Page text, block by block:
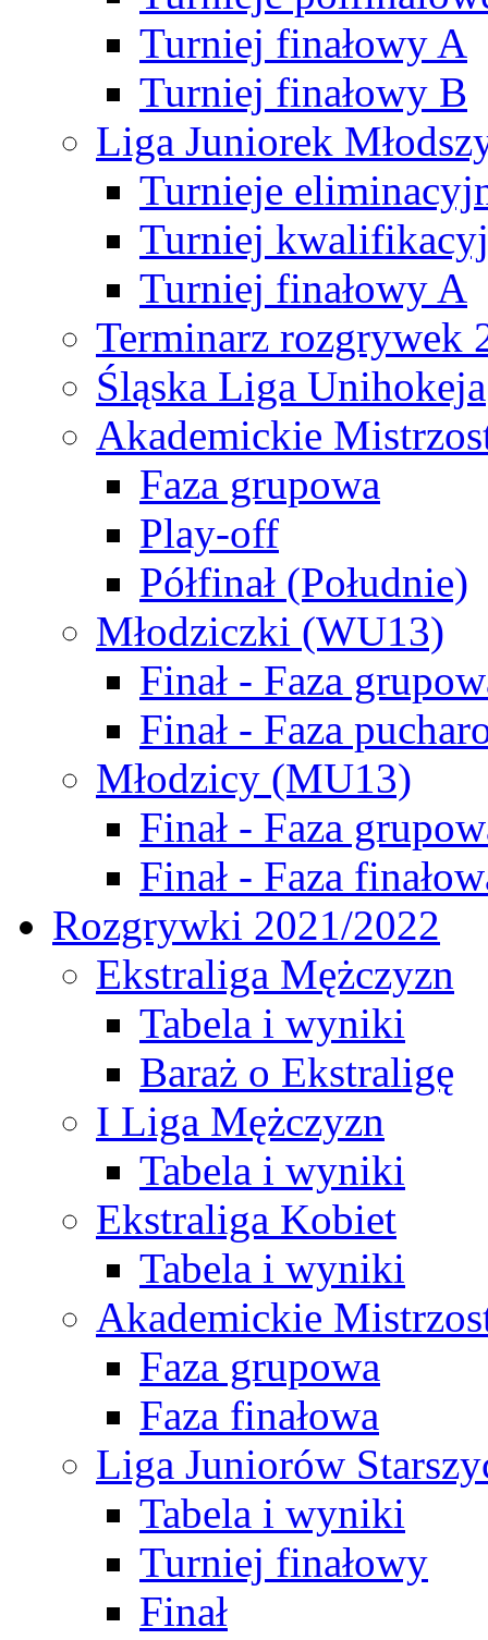
Turniej finałowy A
Turniej finałowy B
Liga Juniorek
Turnieje
Turniej
Turniej finałowy A
Terminarz rozgrywek
Śląska Liga Unihokeja
Akademickie
Faza grupowa
Play-off
Półfinał (Południe)
Młodziczki (WU13)
Finał - Faza
Finał - Faza
Młodzicy (MU13)
Finał - Faza
Finał - Faza
Rozgrywki 2021/2022
Ekstraliga Mężczyzn
Tabela i wyniki
Baraż o Ekstraligę
I Liga Mężczyzn
Tabela i wyniki
Ekstraliga Kobiet
Tabela i wyniki
Akademickie
Faza grupowa
Faza finałowa
Liga Juniorów
Tabela i wyniki
Turniej finałowy
Finał